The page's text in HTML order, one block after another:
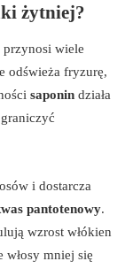
żytniej?
przynosi wiele
odświeża fryzurę,
saponin działa
i dostarcza
pantotenowy.
wzrost włókien
włosy mniej się